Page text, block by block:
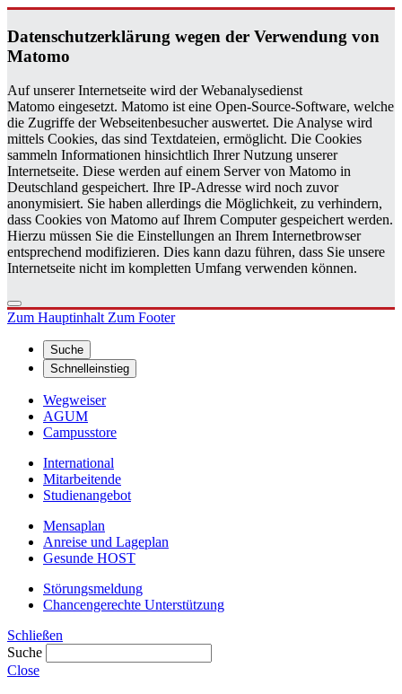
Da­ten­schutz­er­klä­rung wegen der Ver­wen­dung von
Ma­to­mo
Auf unserer Internetseite wird der Webanalysedienst
Matomo eingesetzt. Matomo ist eine Open-Source-Software, welche
die Zugriffe der Webseitenbesucher auswertet. Die Analyse wird
mittels Cookies, das sind Textdateien, ermöglicht. Die Cookies
sammeln Informationen hinsichtlich Ihrer Nutzung unserer
Internetseite. Diese werden auf einem Server von Matomo in
Deutschland gespeichert. Ihre IP-Adresse wird noch zuvor
anonymisiert. Sie haben allerdings die Möglichkeit, zu verhindern,
dass Cookies von Matomo auf Ihrem Computer gespeichert werden.
Hierzu müssen Sie die Einstellungen an Ihrem Internetbrowser
entsprechend modifizieren. Dies kann dazu führen, dass Sie unsere
Internetseite nicht im kompletten Umfang verwenden können.
Zum HauptinhaltZum Footer
Suche
Schnelleinstieg
Wegweiser
AGUM
Campusstore
International
Mitarbeitende
Studienangebot
Mensaplan
Anreise und Lageplan
Gesunde HOST
Störungsmeldung
Chancengerechte Unterstützung
Schließen
Suche
Close